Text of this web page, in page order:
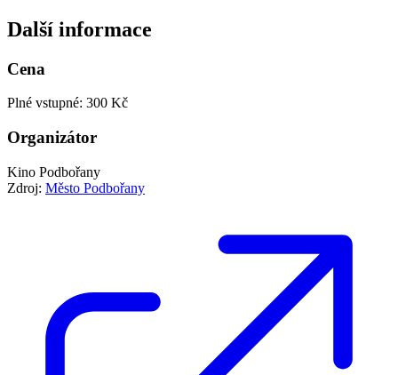
Další informace
Cena
Plné vstupné: 300 Kč
Organizátor
Kino Podbořany
Zdroj: Město Podbořany